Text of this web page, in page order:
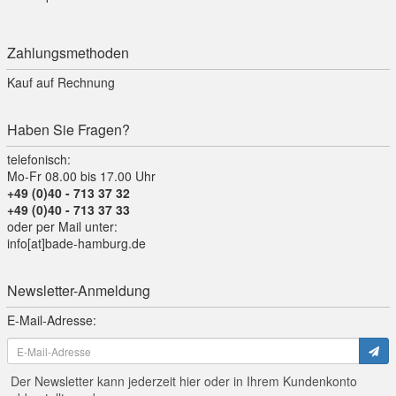
Zahlungsmethoden
Kauf auf Rechnung
Haben Sie Fragen?
telefonisch:
Mo-Fr 08.00 bis 17.00 Uhr
+49 (0)40 - 713 37 32
+49 (0)40 - 713 37 33
oder per Mail unter:
info[at]bade-hamburg.de
Newsletter-Anmeldung
E-Mail-Adresse:
Der Newsletter kann jederzeit hier oder in Ihrem Kundenkonto